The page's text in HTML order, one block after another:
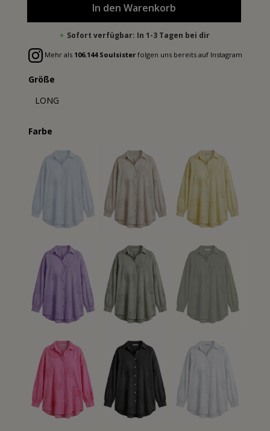
In den Warenkorb
Sofort verfügbar: In 1-3 Tagen bei dir
Mehr als 106.144 Soulsisterfolgen uns bereits auf Instagram
Größe
LONG
Farbe